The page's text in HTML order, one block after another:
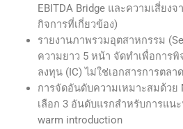
EBITDA Bridge และความเสี่ยง
กิจการที่เกี่ยวข้อง)
รายงานภาพรวมอุตสาหกรรม
ความยาว 5 หน้า จัดทำเพื่อการ
ลงทุน (IC) ไม่ใช่เอกสารการตลาด
การจัดอันดับความเหมาะสมด้วย
เลือก 3 อันดับแรกสำหรับการแน
warm introduction